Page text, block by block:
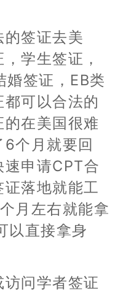
签证去美
学生签证，
婚签证，EB类
可以合法的
在美国很难
个月就要回
申请CPT合
落地就能工
月左右就能拿
以直接拿身
问学者签证